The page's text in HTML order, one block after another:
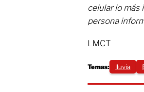
celular lo más
persona
LMCT
Temas: lluvia